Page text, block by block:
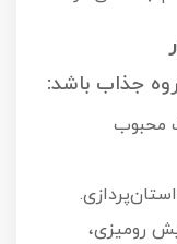
جذاب باشد:
محبوب
رومیزی،